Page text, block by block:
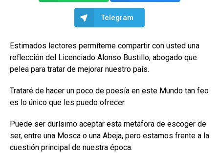
Telegram
Estimados lectores permíteme compartir con usted una
reflección del Licenciado Alonso Bustillo, abogado que
pelea para tratar de mejorar nuestro país.
Trataré de hacer un poco de poesía en este Mundo tan feo
es lo único que les puedo ofrecer.
Puede ser durísimo aceptar esta metáfora de escoger de
ser, entre una Mosca o una Abeja, pero estamos frente a la
cuestión principal de nuestra época.